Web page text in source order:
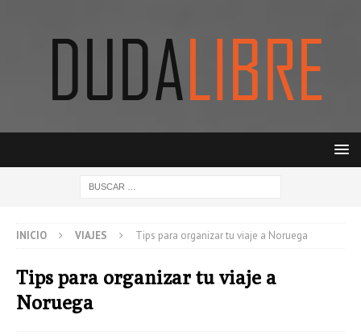
INICIO VIAJES Tips para organizar tu viaje a Noruega
Tips para organizar tu viaje a
Noruega